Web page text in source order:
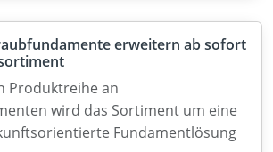
erweitern ab sofort
Produktreihe an
wird das Sortiment um eine
Fundamentlösung